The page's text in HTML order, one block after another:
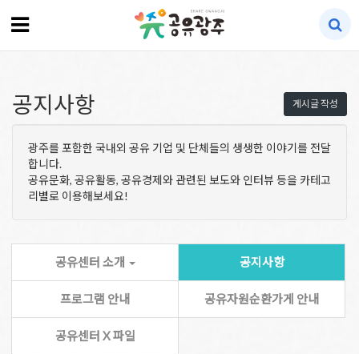
게시글 작성
공지사항
광주를 포함한 국내외 공유 기업 및 단체들의 생생한 이야기를 전달
합니다.
공유문화, 공유활동, 공유경제와 관련된 보도와 인터뷰 등을 카테고
리별로 이용해보세요!
공유센터 소개 공지사항
프로그램 안내 공유자원순환가게 안내
공유센터 X 파일